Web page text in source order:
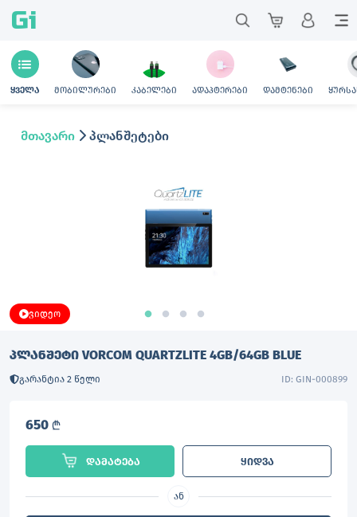
Gi
ყველა მობილურები კაბელები ადაპტერები დამტენები
მთავარი პლანშეტები
ვიდეო
ᲞᲚᲐᲜᲨᲔᲢᲘ VORCOM QUARTZLITE 4GB/64GB BLUE
გარანტია 2 წელი ID: GIN-000899
650 L
დამატება ყიდვა
ან